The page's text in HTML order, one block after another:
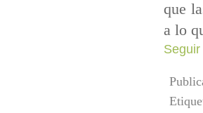
que
a lo